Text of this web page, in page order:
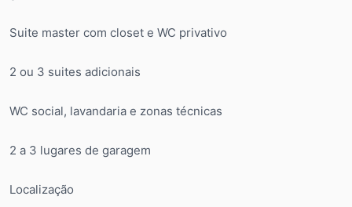
Suite master com closet e WC privativo
2 ou 3 suites adicionais
WC social, lavandaria e zonas técnicas
2 a 3 lugares de garagem
Localização